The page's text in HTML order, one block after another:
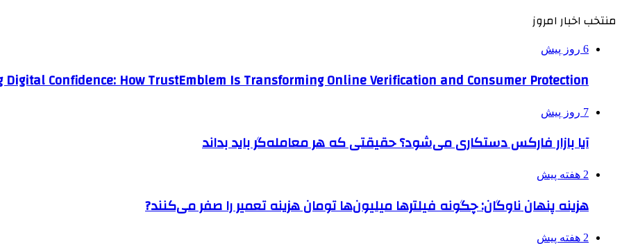
منتخب اخبار امروز
6 روز پیش
Confidence: How TrustEmblem Is Transforming Online Verification and Consumer Protection
7 روز پیش
آیا بازار فارکس دستکاری می‌شود؟ حقیقتی که هر معامله‌گر باید بداند
2 هفته پیش
هزینه پنهان ناوگان: چگونه فیلترها میلیون‌ها تومان هزینه تعمیر را صفر می‌کنند?
2 هفته پیش